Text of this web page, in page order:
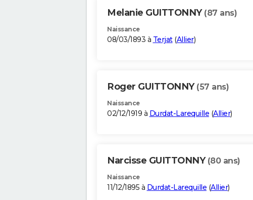
Melanie GUITTONNY (87 ans)
Naissance
08/03/1893 à Terjat(Allier)
Roger GUITTONNY (57 ans)
Naissance
02/12/1919 à Durdat-Larequille (Allier)
Narcisse GUITTONNY (80 ans)
Naissance
11/12/1895 à Durdat-Larequille (Allier)